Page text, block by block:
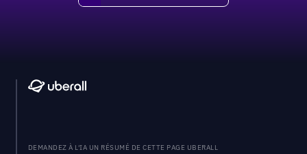
DEMANDEZ À L'IA UN RÉSUMÉ DE CETTE PAGE UBERALL